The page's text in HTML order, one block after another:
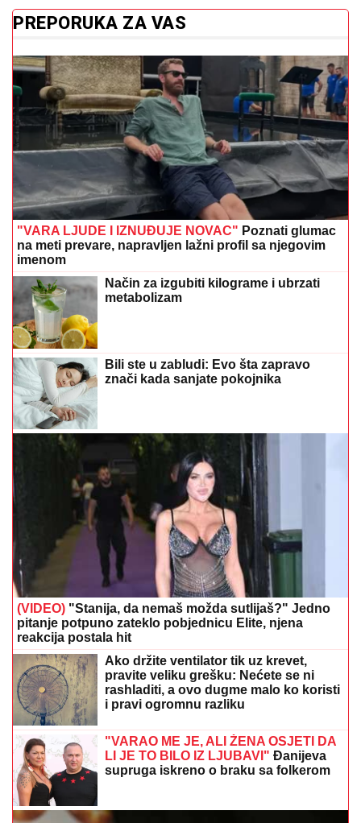
PREPORUKA ZA VAS
"VARA LJUDE I IZNUĐUJE NOVAC" Poznati glumac
na meti prevare, napravljen lažni profil sa njegovim
imenom
Način za izgubiti kilograme i ubrzati
metabolizam
Bili ste u zabludi: Evo šta zapravo
znači kada sanjate pokojnika
(VIDEO) "Stanija, da nemaš možda sutlijaš?" Jedno
pitanje potpuno zateklo pobjednicu Elite, njena
reakcija postala hit
Ako držite ventilator tik uz krevet,
pravite veliku grešku: Nećete se ni
rashladiti, a ovo dugme malo ko koristi
i pravi ogromnu razliku
"VARAO ME JE, ALI ŽENA OSJETI DA
LI JE TO BILO IZ LJUBAVI" Đanijeva
supruga iskreno o braku sa folkerom